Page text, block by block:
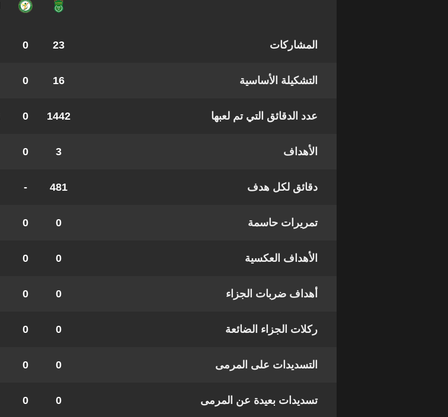
المشاركات 23
0
التشكيلة الأساسية 16
0
عدد الدقائق التي تم لعبها 1442
0
الأهداف 3
0
دقائق لكل هدف 481
-
تمريرات حاسمة 0
0
الأهداف العكسية 0
0
أهداف ضربات الجزاء 0
0
ركلات الجزاء الضائعة 0
0
التسديدات على المرمى 0
0
تسديدات بعيدة عن المرمى 0
0